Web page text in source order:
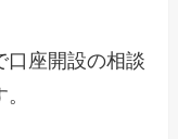
口座開設の相談